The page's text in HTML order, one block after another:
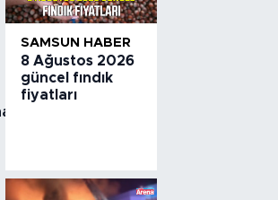
SAMSUN HABER
8 Ağustos 2026
güncel fındık
fiyatları